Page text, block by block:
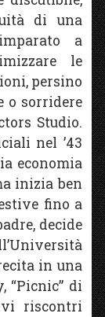
di una
a
le
persino
o sorridere
Studio.
nel ’43
economia
inizia ben
fino a
decide
in una
“Picnic” di
riscontri